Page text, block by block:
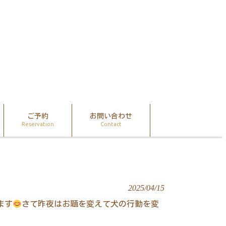
ご予約
Reservation
お問い合わせ
Contact
2025/04/15
す さて昨夜はお題を変えて犬の行動を変